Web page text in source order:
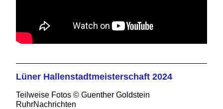
Lüner Hallenstadtmeisterschaft 2024
Teilweise Fotos © Guenther Goldstein
RuhrNachrichten